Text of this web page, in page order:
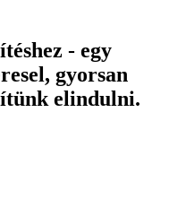
- egy
gyorsan
elindulni.